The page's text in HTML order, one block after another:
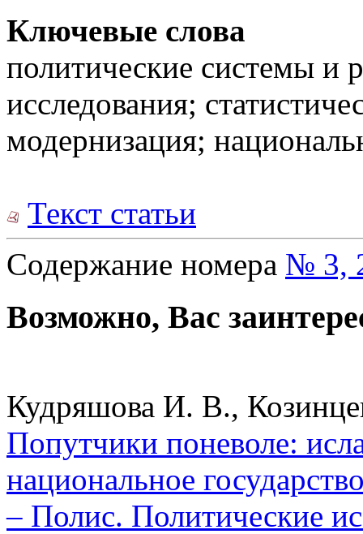
Ключевые слова
политические системы и
исследования;
модернизация;
Текст статьи
Содержание номера № 3,
Возможно, Вас
Кудряшова И. В.,
Попутчики поневоле:
национальное
– Полис. Политические